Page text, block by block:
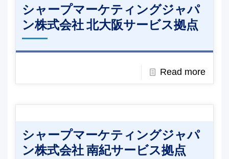
シャープマーケティングジャパ
ン株式会社 北大阪サービス拠点
Read more
シャープマーケティングジャパ
ン株式会社 南紀サービス拠点